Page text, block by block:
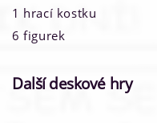
1 hrací kostku
6 figurek
Další deskové hry